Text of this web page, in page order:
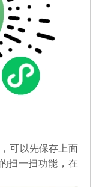
可以先保存上面
扫一扫功能，在